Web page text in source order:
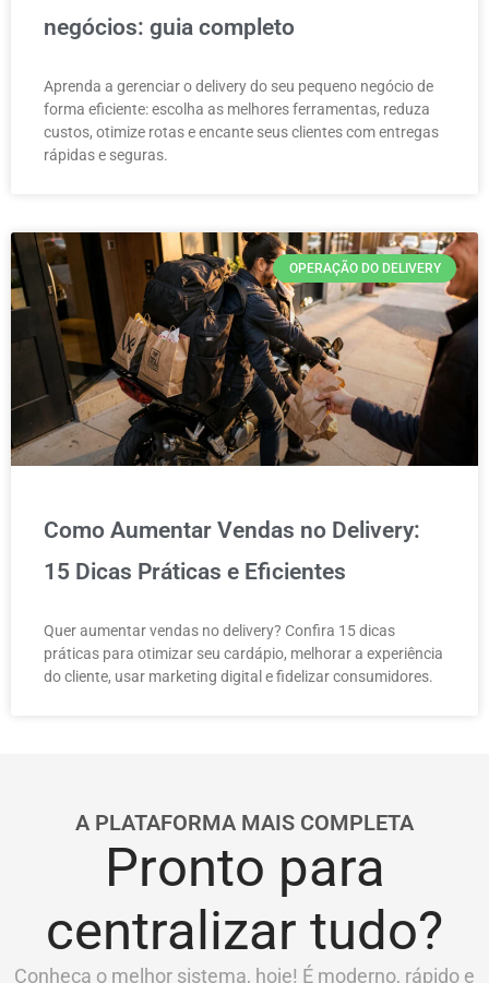
negócios: guia completo
Aprenda a gerenciar o delivery do seu pequeno negócio de
forma eficiente: escolha as melhores ferramentas, reduza
custos, otimize rotas e encante seus clientes com entregas
rápidas e seguras.
OPERAÇÃO DO DELIVERY
Como Aumentar Vendas no Delivery:
15 Dicas Práticas e Eficientes
Quer aumentar vendas no delivery? Confira 15 dicas
práticas para otimizar seu cardápio, melhorar a experiência
do cliente, usar marketing digital e fidelizar consumidores.
A PLATAFORMA MAIS COMPLETA
Pronto para
centralizar tudo?
Conheça o melhor sistema, hoje! É moderno, rápido e